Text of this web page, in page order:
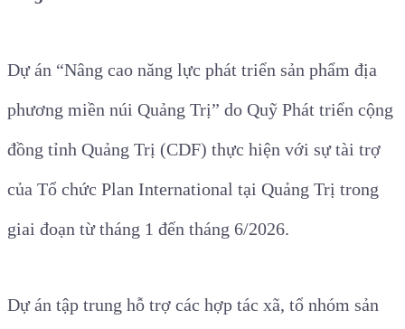
Dự án “Nâng cao năng lực phát triển sản phẩm địa
phương miền núi Quảng Trị” do Quỹ Phát triển cộng
đồng tỉnh Quảng Trị (CDF) thực hiện với sự tài trợ
của Tổ chức Plan International tại Quảng Trị trong
giai đoạn từ tháng 1 đến tháng 6/2026.
Dự án tập trung hỗ trợ các hợp tác xã, tổ nhóm sản